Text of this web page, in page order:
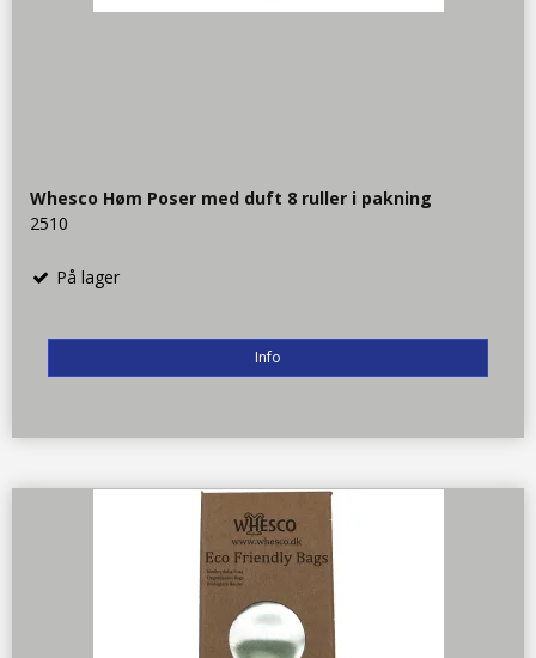
Whesco Høm Poser med duft 8 ruller i pakning
2510
På lager
Info